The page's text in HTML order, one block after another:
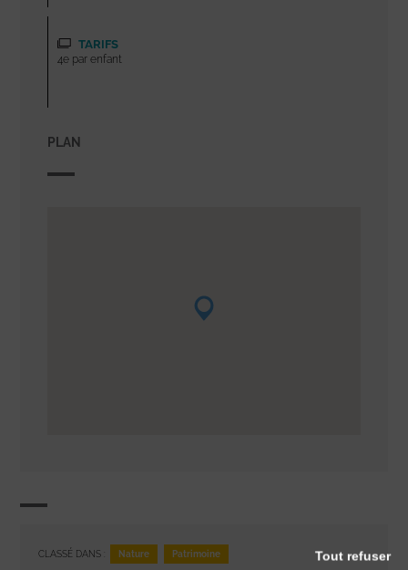
TARIFS
4e par enfant
PLAN
CLASSÉ DANS : Nature Patrimoine Tout refuser